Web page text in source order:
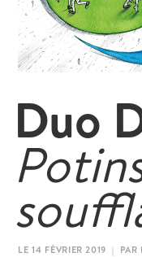
Duo
LE 14 FÉVRIER 2019 |